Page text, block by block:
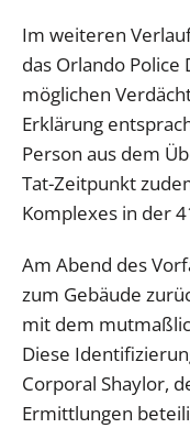
Im weiteren
das Orlando
möglichen
Erklärung
Person aus dem
Tat-Zeitpunkt
Komplexes in der
Am Abend des
zum Gebäude
mit dem
Diese
Corporal Shaylor,
Ermittlungen